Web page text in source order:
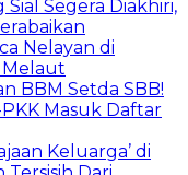
Segera Diakhiri,
Nelayan di
Melaut
BBM Setda SBB!
Masuk Daftar
Keluarga’ di